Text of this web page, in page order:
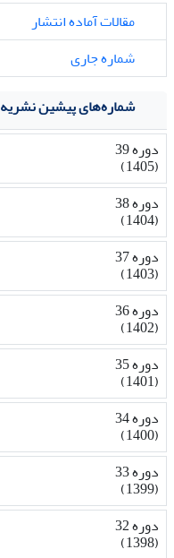
مقالات آماده انتشار
شماره جاری
شماره‌های پیشین نشریه
دوره 39
(1405)
دوره 38
(1404)
دوره 37
(1403)
دوره 36
(1402)
دوره 35
(1401)
دوره 34
(1400)
دوره 33
(1399)
دوره 32
(1398)